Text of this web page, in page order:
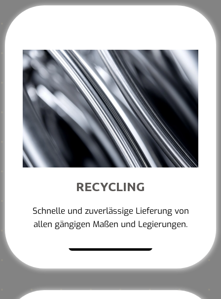
RECYCLING
Schnelle und zuverlässige Lieferung von
allen gängigen Maßen und Legierungen.